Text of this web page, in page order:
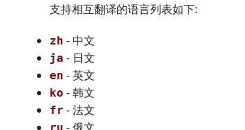
支持相互翻译的语言列表如下:
zh - 中文
ja - 日文
en - 英文
ko - 韩文
fr - 法文